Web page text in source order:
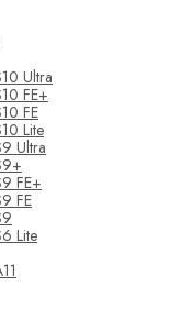
Ultra
FE+
FE
Lite
Ultra
FE+
FE
Lite